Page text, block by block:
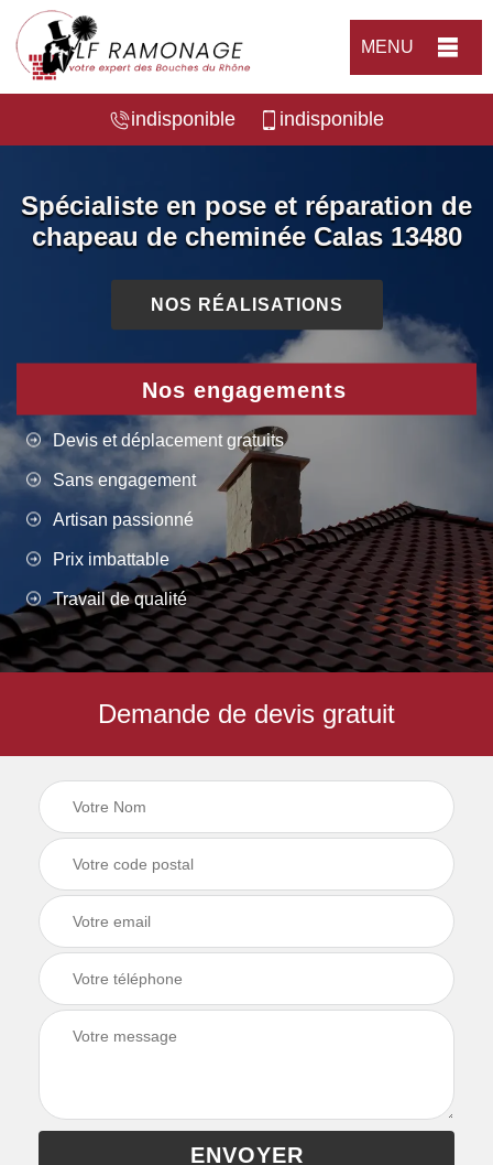
MENU
indisponible indisponible
Spécialiste en pose et réparation de
chapeau de cheminée Calas 13480
NOS RÉALISATIONS
Nos engagements
Devis et déplacement gratuits
Sans engagement
Artisan passionné
Prix imbattable
Travail de qualité
Demande de devis gratuit